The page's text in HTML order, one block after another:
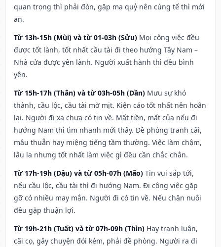
quan trọng thì phải đòn, gặp ma quỷ nên cúng tế thì mới
an.
Từ 13h-15h (Mùi) và từ 01-03h (Sửu) Mọi công việc đều
được tốt lành, tốt nhất cầu tài đi theo hướng Tây Nam –
Nhà cửa được yên lành. Người xuất hành thì đều bình
yên.
Từ 15h-17h (Thân) và từ 03h-05h (Dần) Mưu sự khó
thành, cầu lộc, cầu tài mờ mịt. Kiện cáo tốt nhất nên hoãn
lại. Người đi xa chưa có tin về. Mất tiền, mất của nếu đi
hướng Nam thì tìm nhanh mới thấy. Đề phòng tranh cãi,
mâu thuẫn hay miệng tiếng tầm thường. Việc làm chậm,
lâu la nhưng tốt nhất làm việc gì đều cần chắc chắn.
Từ 17h-19h (Dậu) và từ 05h-07h (Mão) Tin vui sắp tới,
nếu cầu lộc, cầu tài thì đi hướng Nam. Đi công việc gặp
gỡ có nhiều may mắn. Người đi có tin về. Nếu chăn nuôi
đều gặp thuận lợi.
Từ 19h-21h (Tuất) và từ 07h-09h (Thìn) Hay tranh luận,
cãi cọ, gây chuyện đói kém, phải đề phòng. Người ra đi